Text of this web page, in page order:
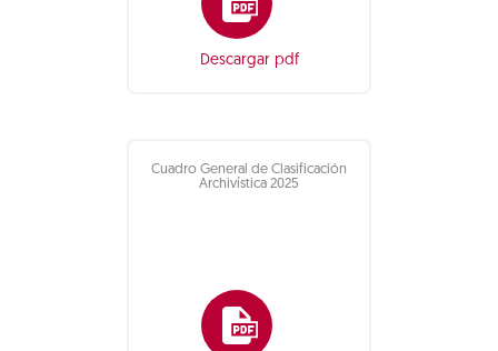
Descargar pdf
Cuadro General de Clasificación
Archivística 2025